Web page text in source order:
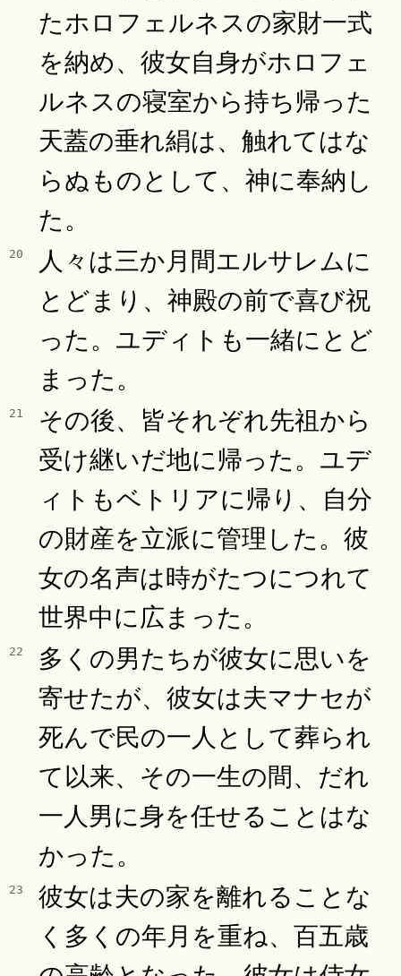
たホロフェルネスの家財一式
を納め、彼女自身がホロフェ
ルネスの寝室から持ち帰った
天蓋の垂れ絹は、触れてはな
らぬものとして、神に奉納し
た。
20
人々は三か月間エルサレムに
とどまり、神殿の前で喜び祝
った。ユディトも一緒にとど
まった。
21
その後、皆それぞれ先祖から
受け継いだ地に帰った。ユデ
ィトもベトリアに帰り、自分
の財産を立派に管理した。彼
女の名声は時がたつにつれて
世界中に広まった。
22
多くの男たちが彼女に思いを
寄せたが、彼女は夫マナセが
死んで民の一人として葬られ
て以来、その一生の間、だれ
一人男に身を任せることはな
かった。
23
彼女は夫の家を離れることな
く多くの年月を重ね、百五歳